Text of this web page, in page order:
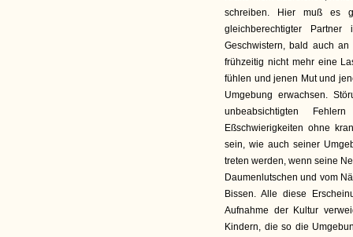
schreiben. Hier muß es
gleichberechtigter
Geschwistern, bald auch
frühzeitig nicht mehr eine
fühlen und jenen Mut und
Umgebung erwachsen.
unbeabsichtigten
Eßschwierigkeiten ohne
sein, wie auch seiner
treten werden, wenn seine
Daumenlutschen und vom
Bissen. Alle diese
Aufnahme der Kultur
Kindern, die so die